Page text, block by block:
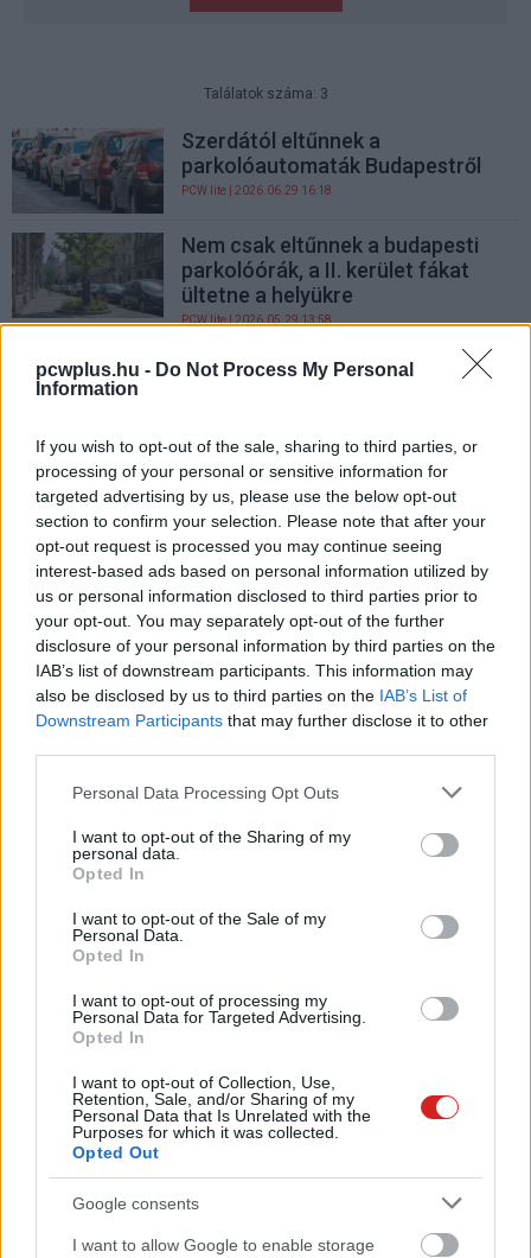
pcwplus.hu - Do Not Process My Personal
Information
If you wish to opt-out of the sale, sharing to third parties, or
processing of your personal or sensitive information for
targeted advertising by us, please use the below opt-out
section to confirm your selection. Please note that after your
opt-out request is processed you may continue seeing
interest-based ads based on personal information utilized by
us or personal information disclosed to third parties prior to
your opt-out. You may separately opt-out of the further
disclosure of your personal information by third parties on the
IAB’s list of downstream participants. This information may
also be disclosed by us to third parties on the IAB’s List of
Downstream Participants that may further disclose it to other
Please note that this website/app uses one or more Google
not limited to your visit or usage behaviour. You may click to
grant or deny consent to Google and its third-party tags to
use your data for below specified purposes in below Google
consent section.
Personal Data Processing Opt Outs
I want to opt-out of the Sharing of my
personal data.
Opted In
I want to opt-out of the Sale of my
Personal Data.
Opted In
I want to opt-out of processing my
Personal Data for Targeted Advertising.
Opted In
I want to opt-out of Collection, Use,
Retention, Sale, and/or Sharing of my
Personal Data that Is Unrelated with the
Purposes for which it was collected.
Opted Out
Google consents
I want to allow Google to enable storage
Találatok száma: 3
Szerdától eltűnnek a
parkolóautomaták Budapestről
PCW.lite | 2026.06.29 16:18
Nem csak eltűnnek a budapesti
parkolóórák, a II. kerület fákat
ültetne a helyükre
PCW.lite| 2026.05.29 13:58
VERO, az új robotkutya mindent
KÖVESS FACEBOOKON!